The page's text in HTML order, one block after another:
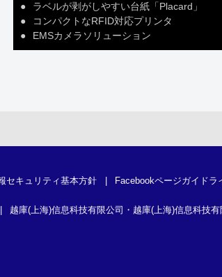
●
ラベルが剥がしやすい台紙「Placard」
●
コンパクトなRFID対応プリンタ
●
EMSカメラソリューション
セキュリティ基本方針 Facebookページガイドラ
越庫(上海)信息科技有限公司・越庫(上海)信息科技